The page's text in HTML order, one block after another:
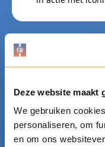
Deze website maakt
We gebruiken
personaliseren, om
en om ons